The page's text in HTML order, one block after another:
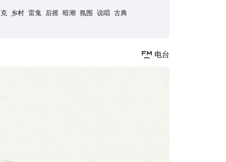
乡村 雷鬼 后摇 暗潮 氛围 说唱 古典
电台